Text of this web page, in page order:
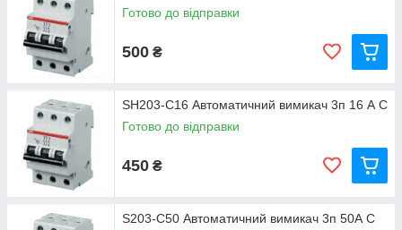
Готово до відправки
500 ₴
SH203-C16 Автоматичний вимикач 3п 16 А С
Готово до відправки
450 ₴
S203-C50 Автоматичний вимикач 3п 50А С